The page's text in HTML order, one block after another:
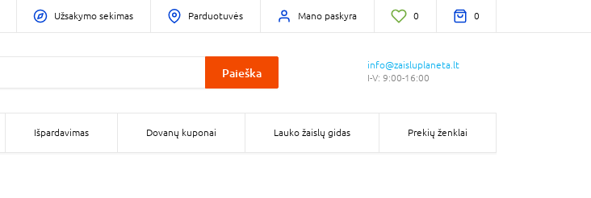
Užsakymo sekimas Parduotuvės Mano paskyra 0 0
Paieška
info@zaisluplaneta.lt
I-V: 9:00-16:00
Išpardavimas Dovanų kuponai Lauko žaislų gidas Prekių ženklai